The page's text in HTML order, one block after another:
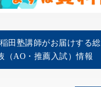
田塾講師がお届けする
（AO・推薦入試）情報